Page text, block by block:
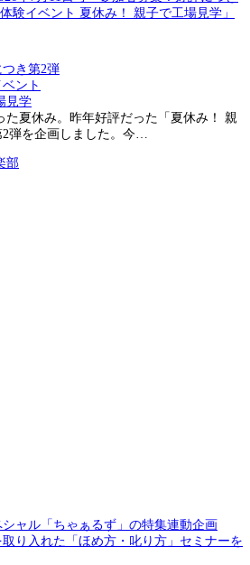
き第2弾
ント
見学
た夏休み。昨年好評だった「夏休み！ 親
弾を企画しました。今…
ャル「ちゃぁるず」の特集連動企画
り入れた「ほめ方・叱り方」セミナーを